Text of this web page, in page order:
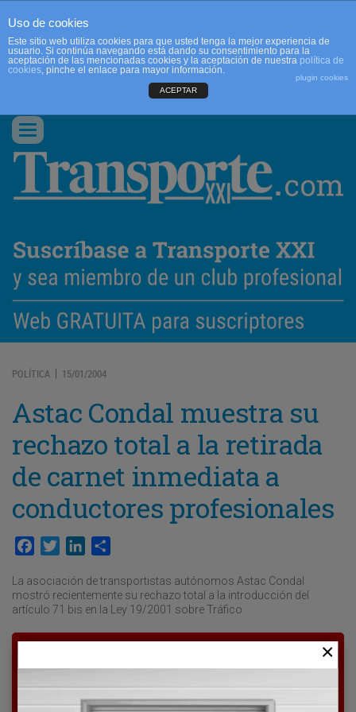
CONTACTO
Conmutar
navegación
POLÍTICA | 15/01/2004
Astac Condal muestra su
rechazo total a la retirada
de carnet inmediata a
conductores profesionales
Facebook
TwitterLinkedIn
La asociación de transportistas autónomos Astac Condal
mostró recientemente su rechazo total a la introducción del
artículo 71 bis en la Ley 19/2001 sobre Tráfico
Para poder seguir leyendo hay que estar
del transporte y la logística en España.
Uso de cookies
Este sitio web utiliza cookies para que usted tenga la mejor experiencia de
usuario. Si continúa navegando está dando su consentimiento para la
aceptación de las mencionadas cookies y la aceptación de nuestra política de
cookies, pinche el enlace para mayor información.
plugin cookies
ACEPTAR